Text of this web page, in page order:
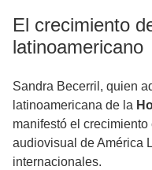
El crecimiento
latinoamericano
Sandra Becerril, quien
latinoamericana de la
manifestó el
audiovisual de América
internacionales.